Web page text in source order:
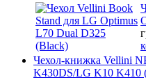
Чехол-книжка Vellini
K430DS/LG K10 K410